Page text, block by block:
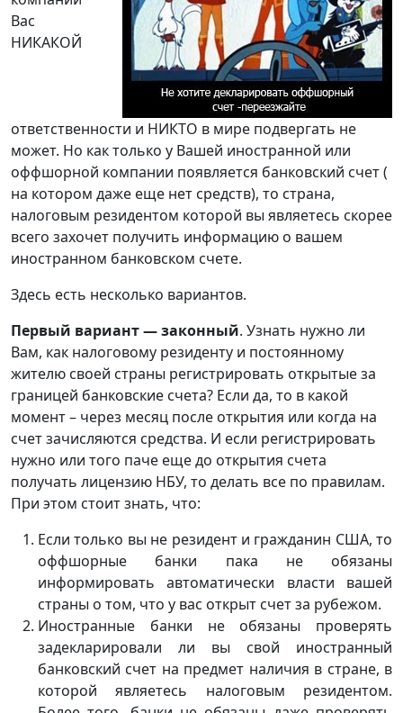
Вас
НИКАКОЙ
ответственности и НИКТО в мире подвергать не
может. Но как только у Вашей иностранной или
оффшорной компании появляется банковский счет (
на котором даже еще нет средств), то страна,
налоговым резидентом которой вы являетесь скорее
всего захочет получить информацию о вашем
иностранном банковском счете.
Здесь есть несколько вариантов.
Первый вариант — законный. Узнать нужно ли
Вам, как налоговому резиденту и постоянному
жителю своей страны регистрировать открытые за
границей банковские счета? Если да, то в какой
момент – через месяц после открытия или когда на
счет зачисляются средства. И если регистрировать
нужно или того паче еще до открытия счета
получать лицензию НБУ, то делать все по правилам.
При этом стоит знать, что:
Если только вы не резидент и гражданин США, то
оффшорные банки пака не обязаны
информировать автоматически власти вашей
страны о том, что у вас открыт счет за рубежом.
Иностранные банки не обязаны проверять
задекларировали ли вы свой иностранный
банковский счет на предмет наличия в стране, в
которой являетесь налоговым резидентом.